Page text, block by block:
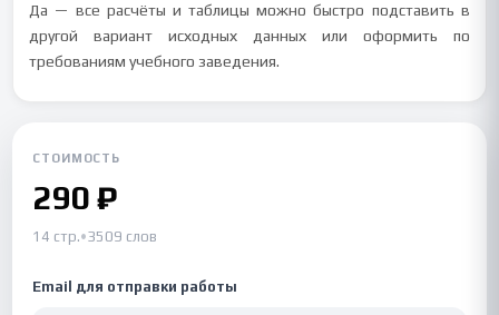
Да — все расчёты и таблицы можно быстро подставить в
другой вариант исходных данных или оформить по
требованиям учебного заведения.
СТОИМОСТЬ
290 ₽
14 стр.•3509 слов
Email для отправки работы